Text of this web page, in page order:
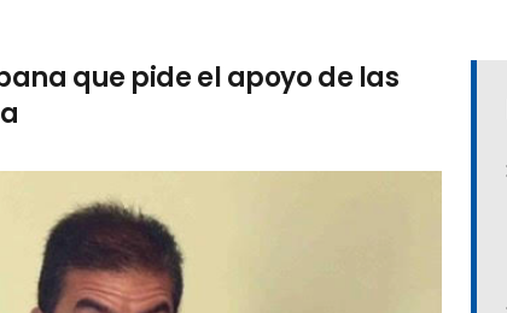
que pide el apoyo de las